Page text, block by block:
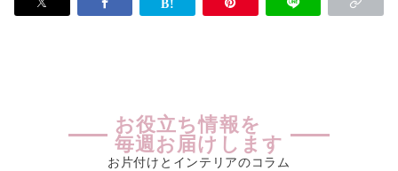
お役立ち情報を
毎週お届けします
お片付けとインテリアのコラム